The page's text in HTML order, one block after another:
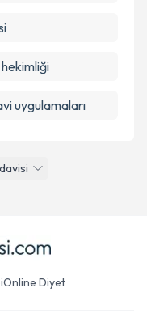
uygulamaları
Online Diyet